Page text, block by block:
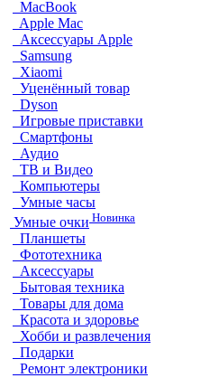
MacBook
Apple Mac
Аксессуары Apple
Samsung
Xiaomi
Уценённый товар
Dyson
Игровые приставки
Смартфоны
Аудио
ТВ и Видео
Компьютеры
Умные часы
Умные очки Новинка
Планшеты
Фототехника
Аксессуары
Бытовая техника
Товары для дома
Красота и здоровье
Хобби и развлечения
Подарки
Ремонт электроники